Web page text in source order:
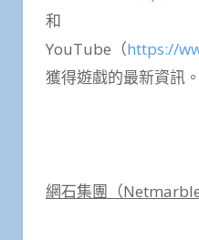
和
YouTube（https://
獲得遊戲的最新資訊。
網石集團（